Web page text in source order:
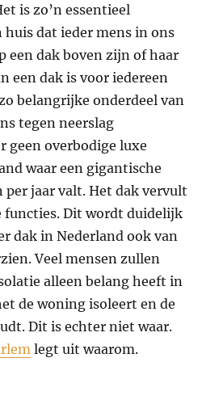
is zo’n essentieel
huis dat ieder mens in ons
een dak boven zijn of haar
een dak is voor iedereen
belangrijke onderdeel van
tegen neerslag
geen overbodige luxe
waar een gigantische
per jaar valt. Het dak vervult
functies. Dit wordt duidelijk
dak in Nederland ook van
Veel mensen zullen
alleen belang heeft in
de woning isoleert en de
Dit is echter niet waar.
legt uit waarom.